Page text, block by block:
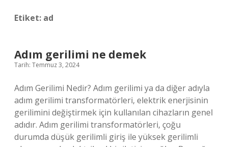
Etiket: ad
Adım gerilimi ne demek
Tarih: Temmuz 3, 2024
Adım Gerilimi Nedir? Adım gerilimi ya da diğer adıyla
adım gerilimi transformatörleri, elektrik enerjisinin
gerilimini değiştirmek için kullanılan cihazların genel
adıdır. Adım gerilimi transformatörleri, çoğu
durumda düşük gerilimli giriş ile yüksek gerilimli